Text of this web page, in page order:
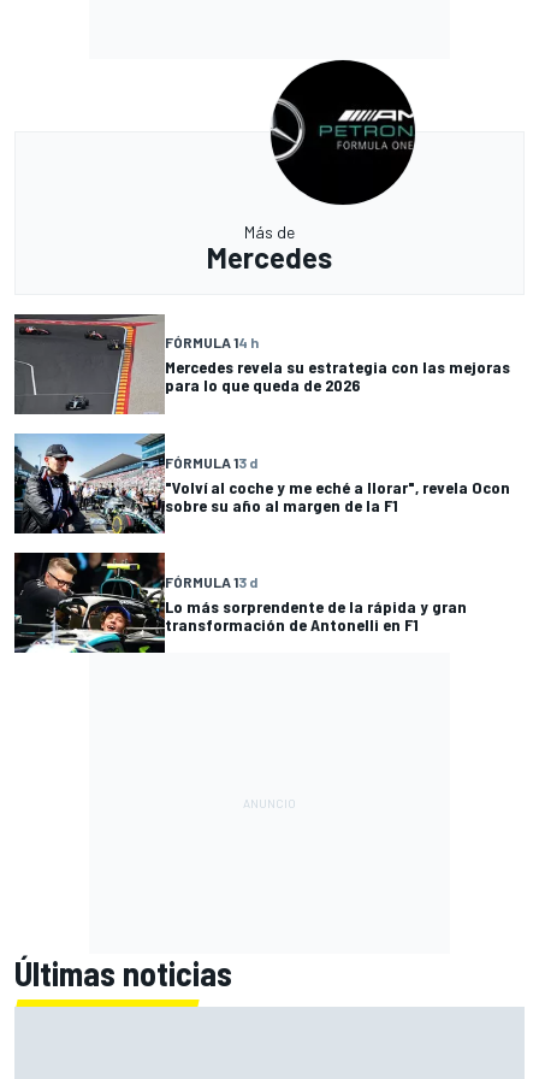
Más de
Mercedes
FÓRMULA 14 h
Mercedes revela su estrategia con las mejoras
para lo que queda de 2026
FÓRMULA 13 d
"Volví al coche y me eché a llorar", revela Ocon
sobre su año al margen de la F1
FÓRMULA 13 d
Lo más sorprendente de la rápida y gran
transformación de Antonelli en F1
Últimas noticias